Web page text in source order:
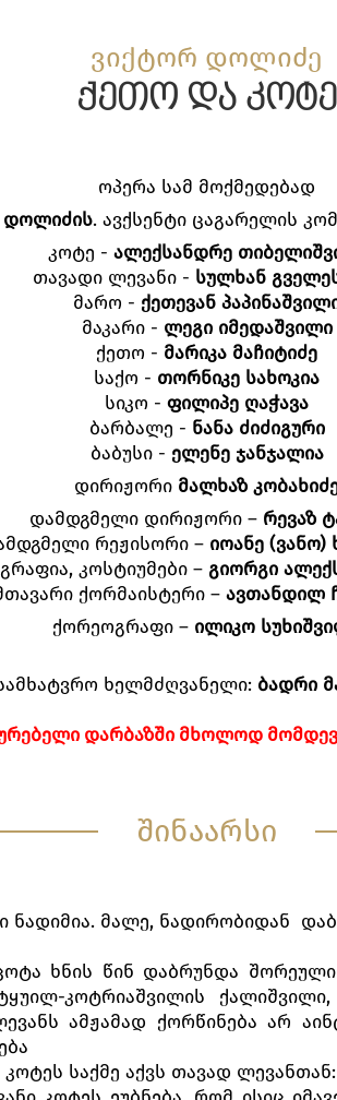
ვიქტორ დოლიძე
ქეთო და კოტე
ოპერა სამ მოქმედებად
დოლიძის. ავქსენტი ცაგარელის
კოტე -ალექსანდრე
თავადი ლევანი - სულხან
მარო - ქეთევან
მაკარი - ლეგი იმედაშვილი
ქეთო - მარიკა მაჩიტიძე
საქო - თორნიკე სახოკია
სიკო -ფილიპე ღაჭავა
ბარბალე - ნანა ძიძიგური
ბაბუსი - ელენე ჯანჯალია
დირიჟორი მალხაზ
დამდგმელი დირიჟორი – რევაზ
რეჟისორი – იოანე (ვანო)
კოსტიუმები – გიორგი
ქორმაისტერი –ავთანდილ
ქორეოგრაფი – ილიკო
ხელმძღვანელი: ბადრი
ᲓᲐᲠᲑᲐᲖᲨᲘ ᲛᲮᲝᲚᲝᲓ
შინაარსი
ნადიმია. მალე, ნადირობიდან
ხნის წინ დაბრუნდა
კოტრიაშვილის
ამჟამად ქორწინება არ
კოტეს საქმე აქვს თავად